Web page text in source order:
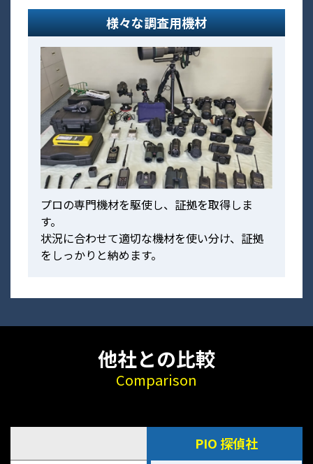
様々な調査用機材
プロの専門機材を駆使し、証拠を取得しま
す。
状況に合わせて適切な機材を使い分け、証拠
をしっかりと納めます。
他社との比較
Comparison
PIO 探偵社